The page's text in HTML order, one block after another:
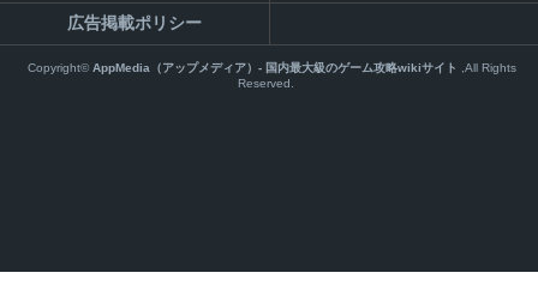
広告掲載ポリシー
Copyright©AppMedia（アップメディア）- 国内最大級のゲーム攻略wikiサイト
,All Rights
Reserved.